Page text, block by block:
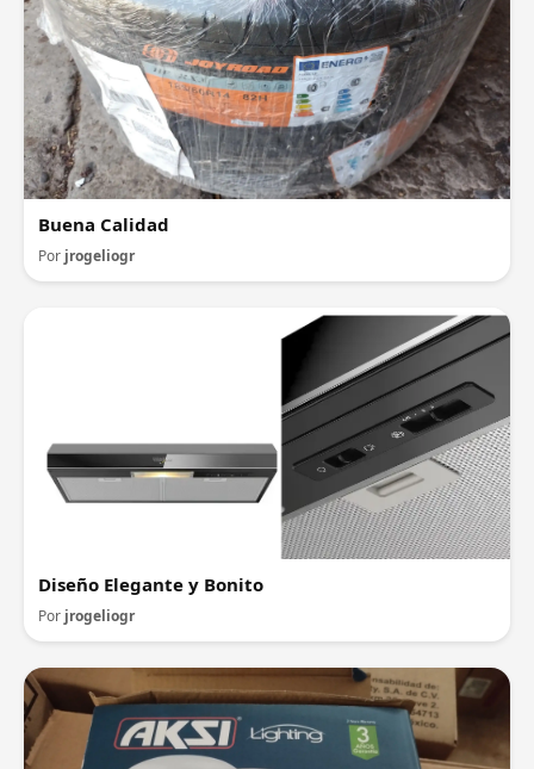
Buena Calidad
Por jrogeliogr
Diseño Elegante y Bonito
Por jrogeliogr